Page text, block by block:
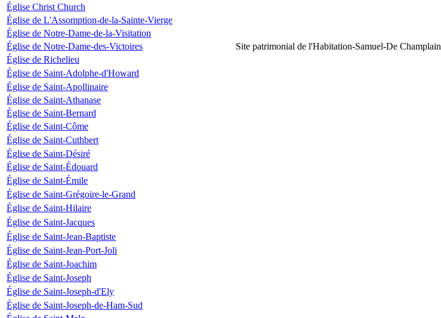
Église Christ Church
Église de L'Assomption-de-la-Sainte-Vierge
Église de Notre-Dame-de-la-Visitation
Église de Notre-Dame-des-Victoires
Site patrimonial de l'Habitation-Samuel-De Champlain
Église de Richelieu
Église de Saint-Adolphe-d'Howard
Église de Saint-Apollinaire
Église de Saint-Athanase
Église de Saint-Bernard
Église de Saint-Côme
Église de Saint-Cuthbert
Église de Saint-Désiré
Église de Saint-Édouard
Église de Saint-Émile
Église de Saint-Grégoire-le-Grand
Église de Saint-Hilaire
Église de Saint-Jacques
Église de Saint-Jean-Baptiste
Église de Saint-Jean-Port-Joli
Église de Saint-Joachim
Église de Saint-Joseph
Église de Saint-Joseph-d'Ely
Église de Saint-Joseph-de-Ham-Sud